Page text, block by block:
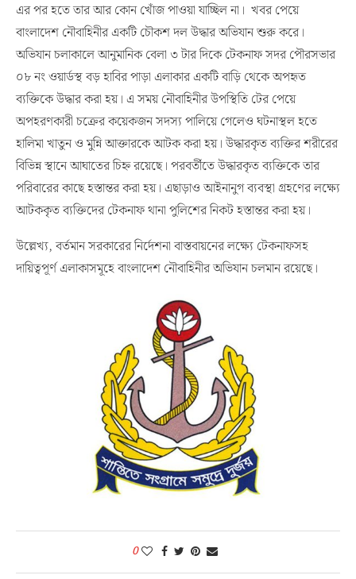
এর পর হতে তার আর কোন খোঁজ পাওয়া যাচ্ছিল না। খবর পেয়ে
বাংলাদেশ নৌবাহিনীর একটি চৌকশ দল উদ্ধার অভিযান শুরু করে।
অভিযান চলাকালে আনুমানিক বেলা ৩ টার দিকে টেকনাফ সদর পৌরসভার
০৮ নং ওয়ার্ডস্থ বড় হাবির পাড়া এলাকার একটি বাড়ি থেকে অপহৃত
ব্যক্তিকে উদ্ধার করা হয়। এ সময় নৌবাহিনীর উপস্থিতি টের পেয়ে
অপহরণকারী চক্রের কয়েকজন সদস্য পালিয়ে গেলেও ঘটনাস্থল হতে
হালিমা খাতুন ও মুন্নি আক্তারকে আটক করা হয়। উদ্ধারকৃত ব্যক্তির শরীরের
বিভিন্ন স্থানে আঘাতের চিহ্ন রয়েছে। পরবর্তীতে উদ্ধারকৃত ব্যক্তিকে তার
পরিবারের কাছে হস্তান্তর করা হয়। এছাড়াও আইনানুগ ব্যবস্থা গ্রহণের লক্ষ্যে
আটককৃত ব্যক্তিদের টেকনাফ থানা পুলিশের নিকট হস্তান্তর করা হয়।
উল্লেখ্য, বর্তমান সরকারের নির্দেশনা বাস্তবায়নের লক্ষ্যে টেকনাফসহ
দায়িত্বপূর্ণ এলাকাসমূহে বাংলাদেশ নৌবাহিনীর অভিযান চলমান রয়েছে।
0